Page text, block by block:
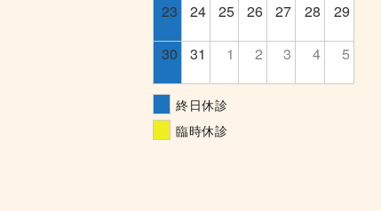
23 24 25 26 27 28 29
30 31 1 2 3 4 5
終日休診
臨時休診